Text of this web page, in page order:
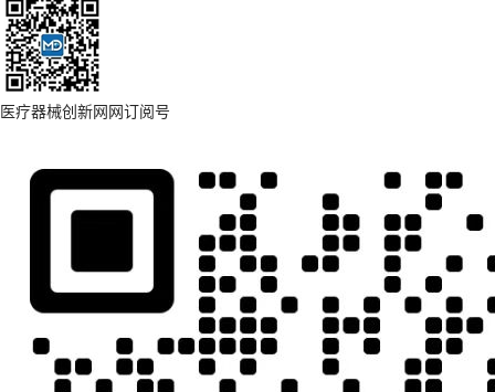
医疗器械创新网网订阅号